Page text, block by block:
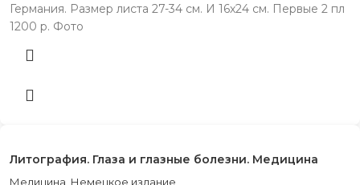
Германия. Размер листа 27-34 см. И 16х24 см. Первые 2 пл
1200 р. Фото
Литография. Глаза и глазные болезни. Медицина
Медицина Немецкое издание